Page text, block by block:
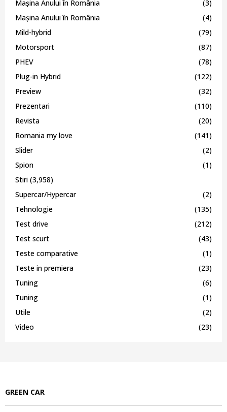
Mașina Anului în România
(3)
Mașina Anului în România
(4)
Mild-hybrid
(79)
Motorsport
(87)
PHEV
(78)
Plug-in Hybrid
(122)
Preview
(32)
Prezentari
(110)
Revista
(20)
Romania my love
(141)
Slider
(2)
Spion
(1)
Stiri (3,958)
Supercar/Hypercar
(2)
Tehnologie
(135)
Test drive
(212)
Test scurt
(43)
Teste comparative
(1)
Teste in premiera
(23)
Tuning
(6)
Tuning
(1)
Utile
(2)
Video
(23)
GREEN CAR